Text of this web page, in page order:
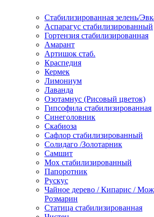
Стабилизированная зелень/
Аспарагус стабилизированный
Гортензия стабилизированная
Амарант
Артишок стаб.
Краспедия
Кермек
Лимониум
Лаванда
Озотамнус (Рисовый цветок)
Гипсофила стабилизированная
Синеголовник
Скабиоза
Сафлор стабилизированный
Солидаго /Золотарник
Самшит
Мох стабилизированный
Папоротник
Рускус
Чайное дерево / Кипарис /
Розмарин
Статица стабилизированная